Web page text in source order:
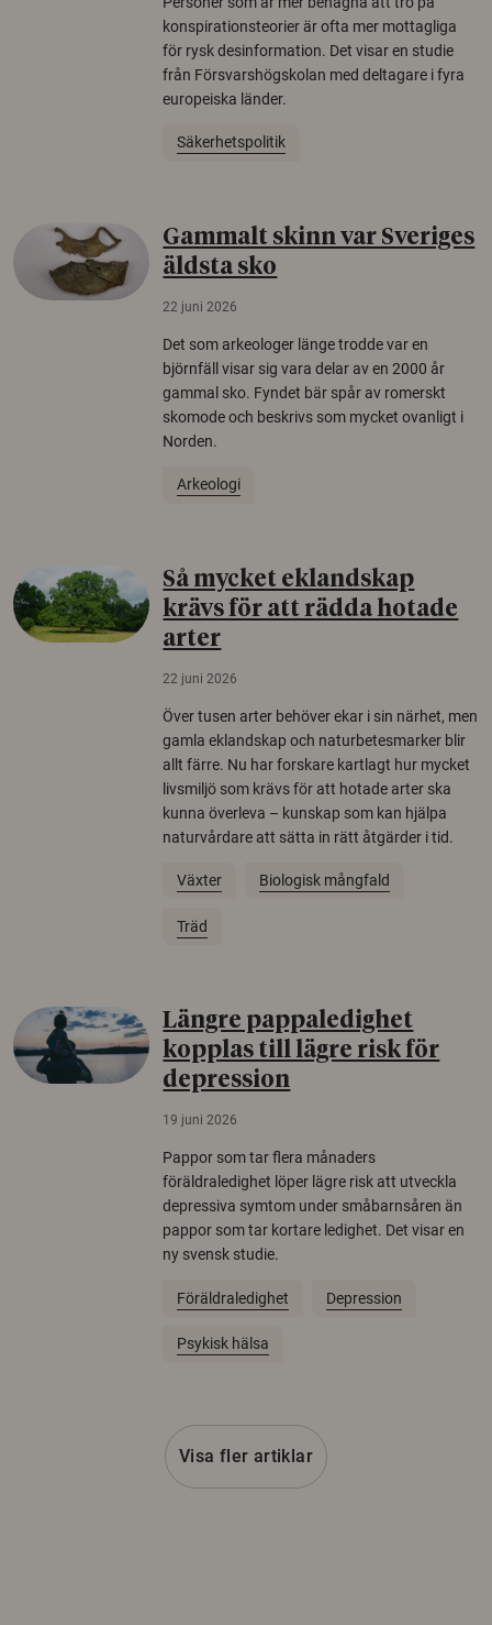
konspirationsteorier är ofta mer mottagliga
för rysk desinformation. Det visar en studie
från Försvarshögskolan med deltagare i fyra
europeiska länder.
Säkerhetspolitik
Gammalt skinn var Sveriges
äldsta sko
22 juni 2026
Det som arkeologer länge trodde var en
björnfäll visar sig vara delar av en 2000 år
gammal sko. Fyndet bär spår av romerskt
skomode och beskrivs som mycket ovanligt i
Norden.
Arkeologi
Så mycket eklandskap
krävs för att rädda hotade
arter
22 juni 2026
Över tusen arter behöver ekar i sin närhet, men
gamla eklandskap och naturbetesmarker blir
allt färre. Nu har forskare kartlagt hur mycket
livsmiljö som krävs för att hotade arter ska
kunna överleva – kunskap som kan hjälpa
naturvårdare att sätta in rätt åtgärder i tid.
Växter Biologisk mångfald
Träd
Längre pappaledighet
kopplas till lägre risk för
depression
19 juni 2026
Pappor som tar flera månaders
föräldraledighet löper lägre risk att utveckla
depressiva symtom under småbarnsåren än
pappor som tar kortare ledighet. Det visar en
ny svensk studie.
Föräldraledighet Depression
Psykisk hälsa
Visa fler artiklar